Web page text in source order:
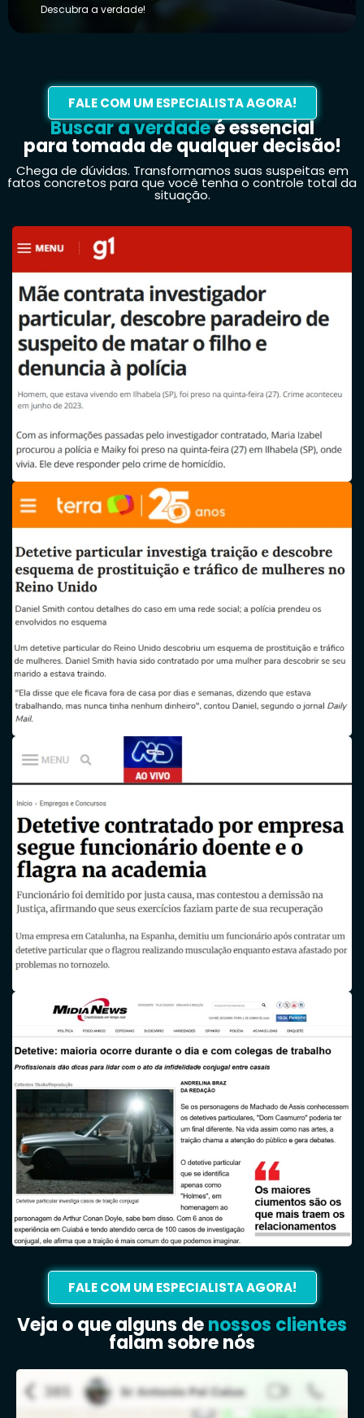
Descubra a verdade!
FALE COM UM ESPECIALISTA AGORA!
Buscar a verdadeé essencial
para tomada de qualquer decisão!
Chega de dúvidas. Transformamos suas suspeitas em
fatos concretos para que você tenha o controle total da
situação.
FALE COM UM ESPECIALISTA AGORA!
Veja o que alguns denossos clientes
falam sobre nós